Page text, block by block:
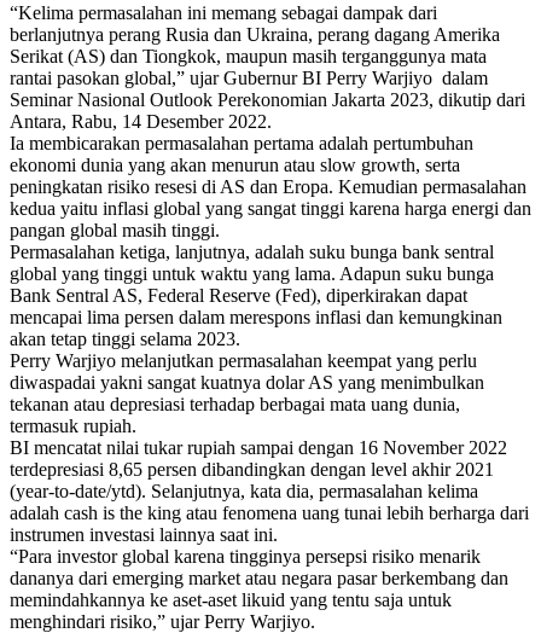
“Kelima permasalahan ini memang sebagai dampak dari
berlanjutnya perang Rusia dan Ukraina, perang dagang Amerika
Serikat (AS) dan Tiongkok, maupun masih terganggunya mata
rantai pasokan global,” ujar Gubernur BI Perry Warjiyo dalam
Seminar Nasional Outlook Perekonomian Jakarta 2023, dikutip dari
Antara, Rabu, 14 Desember 2022.
Ia membicarakan permasalahan pertama adalah pertumbuhan
ekonomi dunia yang akan menurun atau slow growth, serta
peningkatan risiko resesi di AS dan Eropa. Kemudian permasalahan
kedua yaitu inflasi global yang sangat tinggi karena harga energi dan
pangan global masih tinggi.
Permasalahan ketiga, lanjutnya, adalah suku bunga bank sentral
global yang tinggi untuk waktu yang lama. Adapun suku bunga
Bank Sentral AS, Federal Reserve (Fed), diperkirakan dapat
mencapai lima persen dalam merespons inflasi dan kemungkinan
akan tetap tinggi selama 2023.
Perry Warjiyo melanjutkan permasalahan keempat yang perlu
diwaspadai yakni sangat kuatnya dolar AS yang menimbulkan
tekanan atau depresiasi terhadap berbagai mata uang dunia,
termasuk rupiah.
BI mencatat nilai tukar rupiah sampai dengan 16 November 2022
terdepresiasi 8,65 persen dibandingkan dengan level akhir 2021
(year-to-date/ytd). Selanjutnya, kata dia, permasalahan kelima
adalah cash is the king atau fenomena uang tunai lebih berharga dari
instrumen investasi lainnya saat ini.
“Para investor global karena tingginya persepsi risiko menarik
dananya dari emerging market atau negara pasar berkembang dan
memindahkannya ke aset-aset likuid yang tentu saja untuk
menghindari risiko,” ujar Perry Warjiyo.